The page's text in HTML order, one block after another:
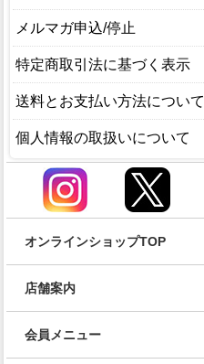
メルマガ申込/停止
特定商取引法に基づく表示
送料とお支払い方法について
個人情報の取扱いについて
オンラインショップTOP
店舗案内
会員メニュー